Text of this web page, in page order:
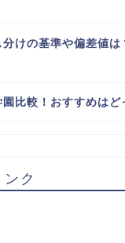
けの基準や偏差値は
比較！おすすめはど
ク